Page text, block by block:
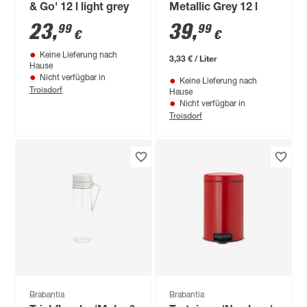
& Go' 12 l light grey
23,99 €
Keine Lieferung nach
Hause
Nicht verfügbar in
Troisdorf
Metallic Grey 12 l
39,99 €
3,33 € / Liter
Keine Lieferung nach
Hause
Nicht verfügbar in
Troisdorf
Brabantia Brabantia